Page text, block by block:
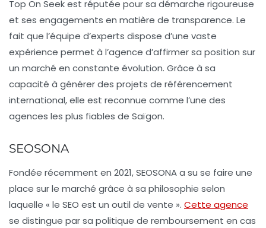
Top On Seek est réputée pour sa démarche rigoureuse
et ses engagements en matière de transparence. Le
fait que l’équipe d’experts dispose d’une vaste
expérience permet à l’agence d’affirmer sa position sur
un marché en constante évolution. Grâce à sa
capacité à générer des projets de référencement
international, elle est reconnue comme l’une des
agences les plus fiables de Saïgon.
SEOSONA
Fondée récemment en 2021, SEOSONA a su se faire une
place sur le marché grâce à sa philosophie selon
laquelle « le SEO est un outil de vente ». Cette agence
se distingue par sa politique de remboursement en cas